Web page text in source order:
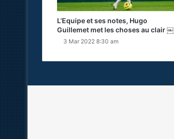
L’Equipe et ses notes, Hugo
Guillemet met les choses au clair ￼
3 Mar 2022 8:30 am